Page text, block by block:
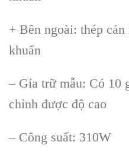
+ Bên ngoài: thép cán
khuẩn
– Gía trữ mẫu: Có 10
chỉnh được độ cao
– Công suất: 310W